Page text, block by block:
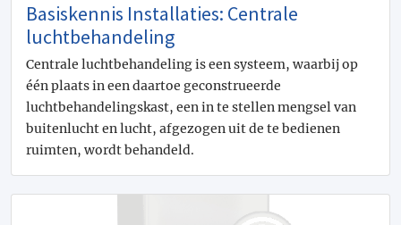
Basiskennis Installaties: Centrale
luchtbehandeling
Centrale luchtbehandeling is een systeem, waarbij op
één plaats in een daartoe geconstrueerde
luchtbehandelingskast, een in te stellen mengsel van
buitenlucht en lucht, afgezogen uit de te bedienen
ruimten, wordt behandeld.